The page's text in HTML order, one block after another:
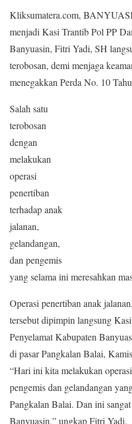
Kliksumatera.com,
menjadi Kasi Trantib Pol PP
Banyuasin, Fitri Yadi, SH
terobosan, demi menjaga
menegakkan Perda No. 10
Salah satu
terobosan
dengan
melakukan
operasi
penertiban
terhadap anak
jalanan,
gelandangan,
dan pengemis
yang selama ini meresahkan
Operasi penertiban anak
tersebut dipimpin langsung
Penyelamat Kabupaten
di pasar Pangkalan Balai,
“Hari ini kita melakukan
pengemis dan gelandangan
Pangkalan Balai. Dan ini
Banyuasin,” ungkap Fitri Yadi.